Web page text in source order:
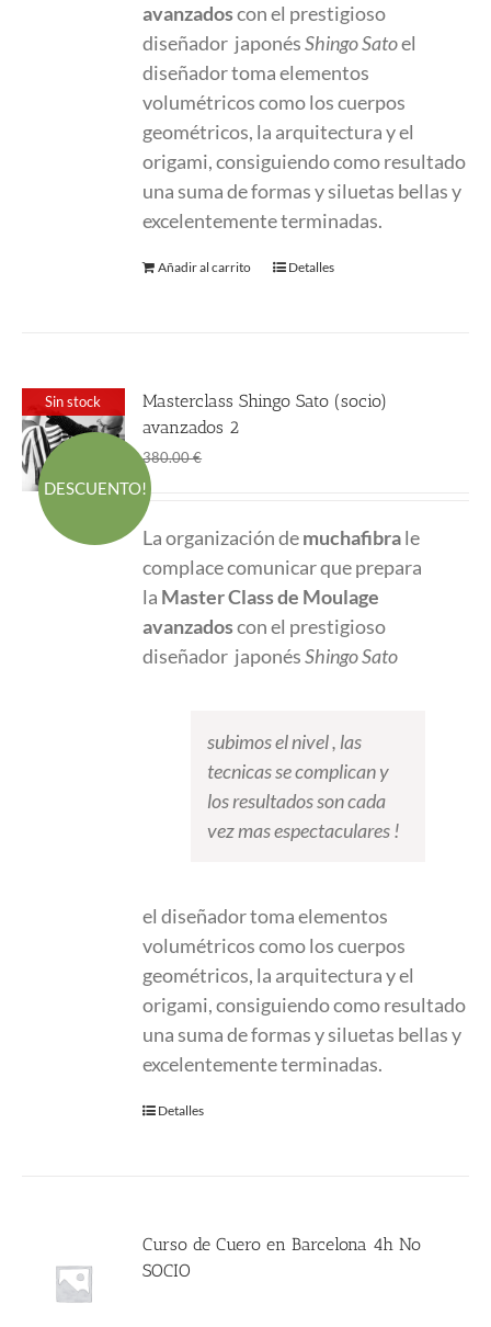
avanzadoscon el prestigioso
diseñador japonésShingo Satoel
diseñador toma elementos
volumétricos como los cuerpos
geométricos, la arquitectura y el
origami, consiguiendo como resultado
una suma de formas y siluetas bellas y
excelentemente terminadas.
Añadir al carrito Detalles
Sin stock
DESCUENTO!
Masterclass Shingo Sato (socio)
avanzados 2
380.00€
era:
380.00 €.
es:
270.00 €.
La organización demuchafibrale
complace comunicar que prepara
la Master Classde Moulage
avanzadoscon el prestigioso
diseñador japonésShingo Sato
subimos el nivel , las
tecnicas se complican y
los resultados son cada
vez mas espectaculares !
el diseñador toma elementos
volumétricos como los cuerpos
geométricos, la arquitectura y el
origami, consiguiendo como resultado
una suma de formas y siluetas bellas y
excelentemente terminadas.
Detalles
Curso de Cuero en Barcelona 4h No
SOCIO